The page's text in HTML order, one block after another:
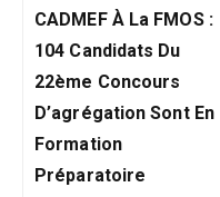
CADMEF À La FMOS :
104 Candidats Du
22ème Concours
D’agrégation Sont En
Formation
Préparatoire